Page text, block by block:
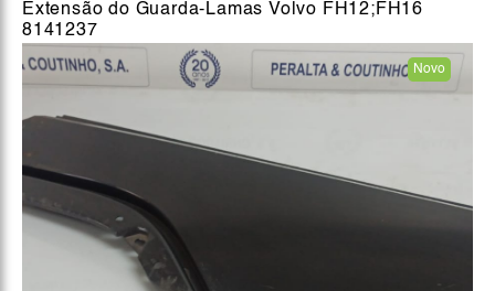
Extensão do Guarda-Lamas Volvo FH12;FH16
8141237
Novo